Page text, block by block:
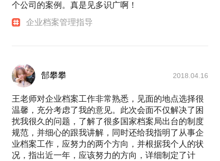
个公司的案例。真是见多识广啊！
企业档案管理指导
郜攀攀 2018.04.16
王老师对企业档案工作非常熟悉，见面的地点选择很
温馨，充分考虑了我的意见。此次会面不仅解决了困
扰我很久的问题，了解了很多国家档案局出台的制度
规范，并细心的跟我讲解，同时还给我指明了从事企
业档案工作，应努力的两个方向，并根据我个人的状
况，指出近一年，应该努力的方向，详细制定了计